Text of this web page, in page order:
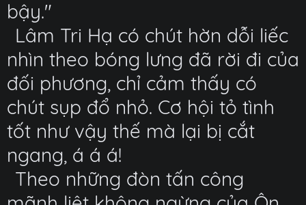
bậy."
Lâm Tri Hạ có chút hờn dỗi liếc
nhìn theo bóng lưng đã rời đi của
đối phương, chỉ cảm thấy có
chút sụp đổ nhỏ. Cơ hội tỏ tình
tốt như vậy thế mà lại bị cắt
ngang, á á á!
Theo những đòn tấn công